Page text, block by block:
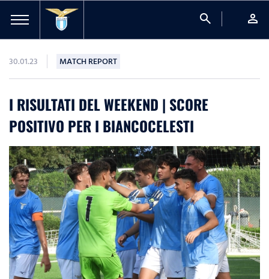
search person
30.01.23 MATCH REPORT
I RISULTATI DEL WEEKEND | SCORE
POSITIVO PER I BIANCOCELESTI